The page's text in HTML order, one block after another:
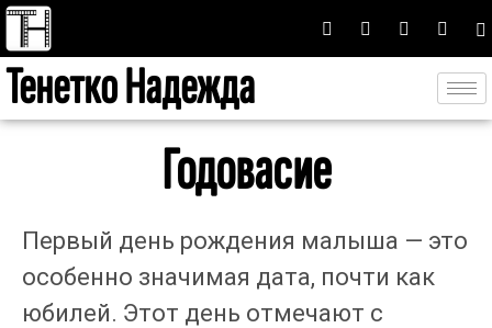
Тенетко Надежда
Годовасие
Первый день рождения малыша — это
особенно значимая дата, почти как
юбилей. Этот день отмечают с